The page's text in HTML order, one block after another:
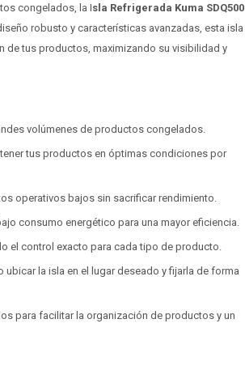
congelados, la Isla Refrigerada Kuma SDQ500
robusto y características avanzadas, esta isla
de tus productos, maximizando su visibilidad y
volúmenes de productos congelados.
tus productos en óptimas condiciones por
operativos bajos sin sacrificar rendimiento.
consumo energético para una mayor eficiencia.
el control exacto para cada tipo de producto.
ubicar la isla en el lugar deseado y fijarla de forma
para facilitar la organización de productos y un